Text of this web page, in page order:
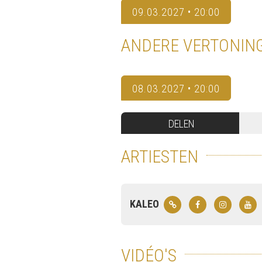
09.03.2027 • 20:00
ANDERE
08.03.2027 • 20:00
DELEN
ARTIESTEN
KALEO
VIDÉO'S